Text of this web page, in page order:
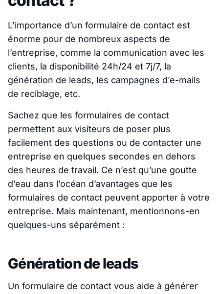
L’importance d’un formulaire de contact est
énorme pour de nombreux aspects de
l’entreprise, comme la communication avec les
clients, la disponibilité 24h/24 et 7j/7, la
génération de leads, les campagnes d’e-mails
de reciblage, etc.
Sachez que les formulaires de contact
permettent aux visiteurs de poser plus
facilement des questions ou de contacter une
entreprise en quelques secondes en dehors
des heures de travail. Ce n’est qu’une goutte
d’eau dans l’océan d’avantages que les
formulaires de contact peuvent apporter à votre
entreprise. Mais maintenant, mentionnons-en
quelques-uns séparément :
Génération de leads
Un formulaire de contact vous aide à générer